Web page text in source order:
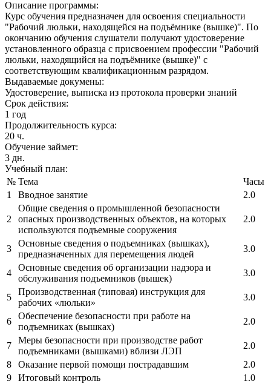
Описание программы:
Курс обучения предназначен для освоения специальности
"Рабочий люльки, находящейся на подъёмнике (вышке)". По
окончанию обучения слушатели получают удостоверение
установленного образца с присвоением профессии "Рабочий
люльки, находящийся на подъёмнике (вышке)" с
соответствующим квалификационным разрядом.
Выдаваемые докумены:
Удостоверение, выписка из протокола проверки знаний
Срок действия:
1 год
Продолжительность курса:
20 ч.
Обучение займет:
3 дн.
Учебный план:
№ Тема
Часы
1
Вводное занятие 2.0
2
Общие сведения о промышленной безопасности
опасных производственных объектов, на которых
используются подъемные сооружения
2.0
3
Основные сведения о подъемниках (вышках),
предназначенных для перемещения людей
3.0
4
Основные сведения об организации надзора и
обслуживания подъемников (вышек)
3.0
5
Производственная (типовая) инструкция для
рабочих «люльки»
3.0
6
Обеспечение безопасности при работе на
подъемниках (вышках)
2.0
7
Меры безопасности при производстве работ
подъемниками (вышками) вблизи ЛЭП
2.0
8
Оказание первой помощи пострадавшим
2.0
9
Итоговый контроль
1.0